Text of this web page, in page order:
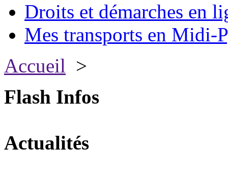
Droits et démarches en
Mes transports en Midi-
Accueil >
Flash Infos
Actualités